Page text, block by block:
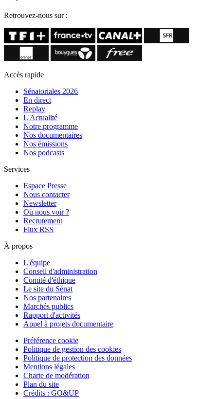
Retrouvez-nous sur :
Accès rapide
Sénatoriales 2026
En direct
Replay
L'Actualité
Notre programme
Nos documentaires
Nos émissions
Nos podcasts
Services
Espace Presse
Nous contacter
Newsletter
Où nous voir ?
Recrutement
Flux RSS
À propos
L'équipe
Conseil d'administration
Comité d'éthique
Le site du Sénat
Nos partenaires
Marchés publics
Rapport d'activités
Appel à projets documentaire
Préférence cookie
Politique de gestion des cookies
Politique de protection des données
Mentions légales
Charte de modération
Plan du site
Crédits : GO&UP